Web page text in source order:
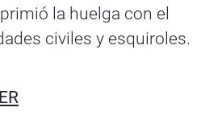
la huelga con el
civiles y esquiroles.